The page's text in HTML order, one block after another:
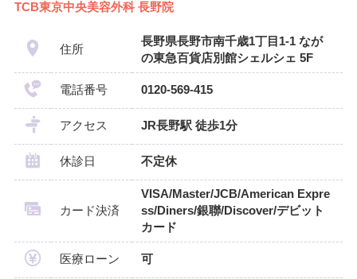
TCB東京中央美容外科 長野院
住所
長野県長野市南千歳1丁目1-1 なが
の東急百貨店別館シェルシェ 5F
電話番号 0120-569-415
アクセス JR長野駅 徒歩1分
休診日 不定休
カード決済
VISA/Master/JCB/American Expre
ss/Diners/銀聯/Discover/デビット
カード
医療ローン 可